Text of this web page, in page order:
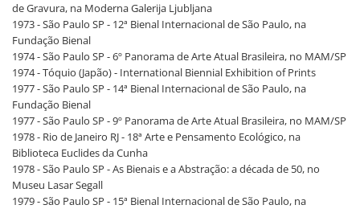
de Gravura, na Moderna Galerija Ljubljana
1973 - São Paulo SP - 12ª Bienal Internacional de São Paulo, na
Fundação Bienal
1974 - São Paulo SP - 6º Panorama de Arte Atual Brasileira, no MAM/SP
1974 - Tóquio (Japão) - International Biennial Exhibition of Prints
1977 - São Paulo SP - 14ª Bienal Internacional de São Paulo, na
Fundação Bienal
1977 - São Paulo SP - 9º Panorama de Arte Atual Brasileira, no MAM/SP
1978 - Rio de Janeiro RJ - 18ª Arte e Pensamento Ecológico, na
Biblioteca Euclides da Cunha
1978 - São Paulo SP - As Bienais e a Abstração: a década de 50, no
Museu Lasar Segall
1979 - São Paulo SP - 15ª Bienal Internacional de São Paulo, na